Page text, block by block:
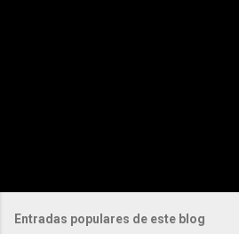
Entradas populares de este blog